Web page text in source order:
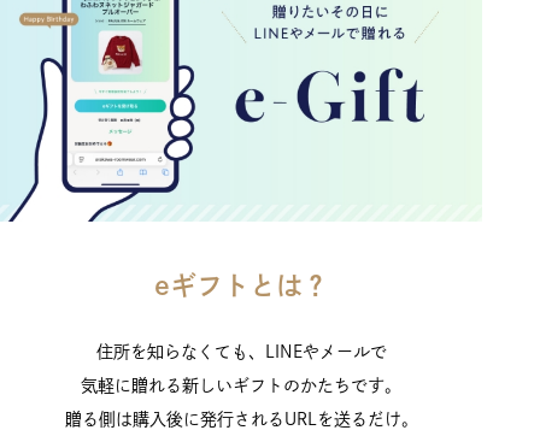
eギフトとは？
住所を知らなくても、LINEやメールで
気軽に贈れる新しいギフトのかたちです。
贈る側は購入後に発行されるURLを送るだけ。